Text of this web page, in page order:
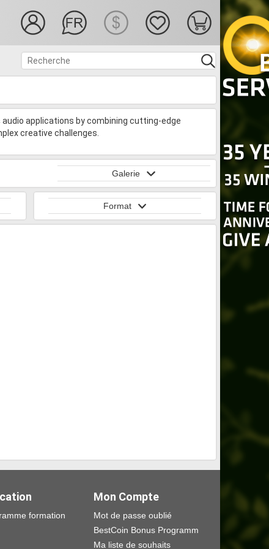
applications by combining cutting-edge
creative challenges.
Galerie
Format
formation
Mon Compte
Mot de passe oublié
BestCoin Bonus Programm
Ma liste de souhaits